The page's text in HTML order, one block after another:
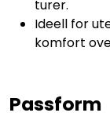
turer.
Ideell for
komfort
Passform